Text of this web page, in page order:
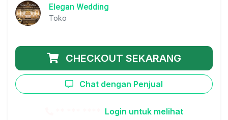
Elegan Wedding
Toko
CHECKOUT SEKARANG
Chat dengan Penjual
Login untuk melihat